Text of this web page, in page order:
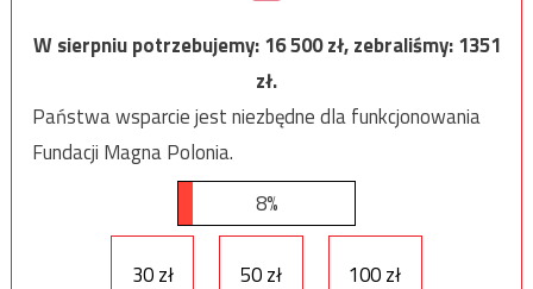
W sierpniu potrzebujemy:16 500zł, zebraliśmy:1351
zł.
Państwa wsparcie jest niezbędne dla funkcjonowania
Fundacji Magna Polonia.
8%
30 zł 50 zł 100 zł